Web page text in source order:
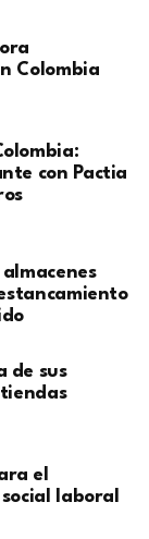
Colombia
con Pactia
de sus
el
laboral